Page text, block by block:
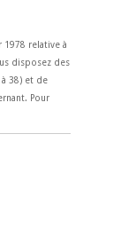
1978 relative à
disposez des
38) et de
Pour